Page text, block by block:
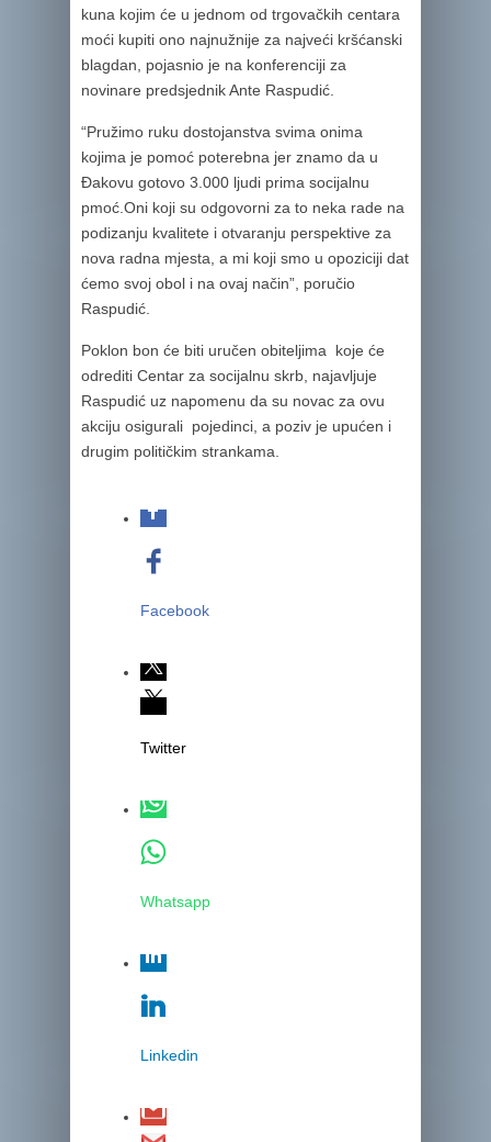
kuna kojim će u jednom od trgovačkih centara
moći kupiti ono najnužnije za najveći kršćanski
blagdan, pojasnio je na konferenciji za
novinare predsjednik Ante Raspudić.
“Pružimo ruku dostojanstva svima onima
kojima je pomoć poterebna jer znamo da u
Đakovu gotovo 3.000 ljudi prima socijalnu
pmoć.Oni koji su odgovorni za to neka rade na
podizanju kvalitete i otvaranju perspektive za
nova radna mjesta, a mi koji smo u opoziciji dat
ćemo svoj obol i na ovaj način”, poručio
Raspudić.
Poklon bon će biti uručen obiteljima koje će
odrediti Centar za socijalnu skrb, najavljuje
Raspudić uz napomenu da su novac za ovu
akciju osigurali pojedinci, a poziv je upućen i
drugim političkim strankama.
Facebook
Twitter
Whatsapp
Linkedin